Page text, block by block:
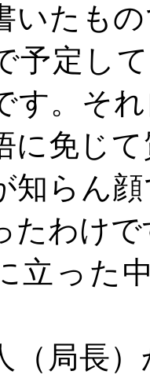
いたも
予定し
す。そ
に免じ
知らん
たわけで
立った
局長）